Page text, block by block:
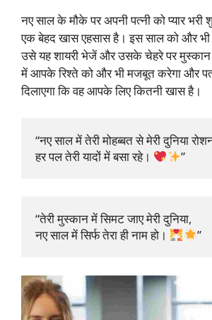
नए साल के मौके पर अपनी पत्नी को प्यार भरी
एक बेहद खास एहसास है। इस साल को और भी
उसे यह शायरी भेजें और उसके चेहरे पर मुस्कान
में आपके रिश्ते को और भी मजबूत करेगा और
दिलाएगा कि वह आपके लिए कितनी खास है।
“नए साल में तेरी मोहब्बत से मेरी दुनिया
हर पल तेरी यादों में बसा रहे।
”
“तेरी मुस्कान में सिमट जाए मेरी दुनिया,
नए साल में सिर्फ तेरा ही नाम हो।
”